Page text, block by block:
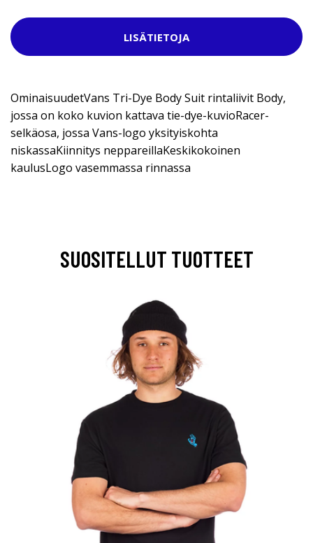
LISÄTIETOJA
OminaisuudetVans Tri-Dye Body Suit rintaliivit Body,
jossa on koko kuvion kattava tie-dye-kuvioRacer-
selkäosa, jossa Vans-logo yksityiskohta
niskassaKiinnitys neppareillaKeskikokoinen
kaulusLogo vasemmassa rinnassa
SUOSITELLUT TUOTTEET